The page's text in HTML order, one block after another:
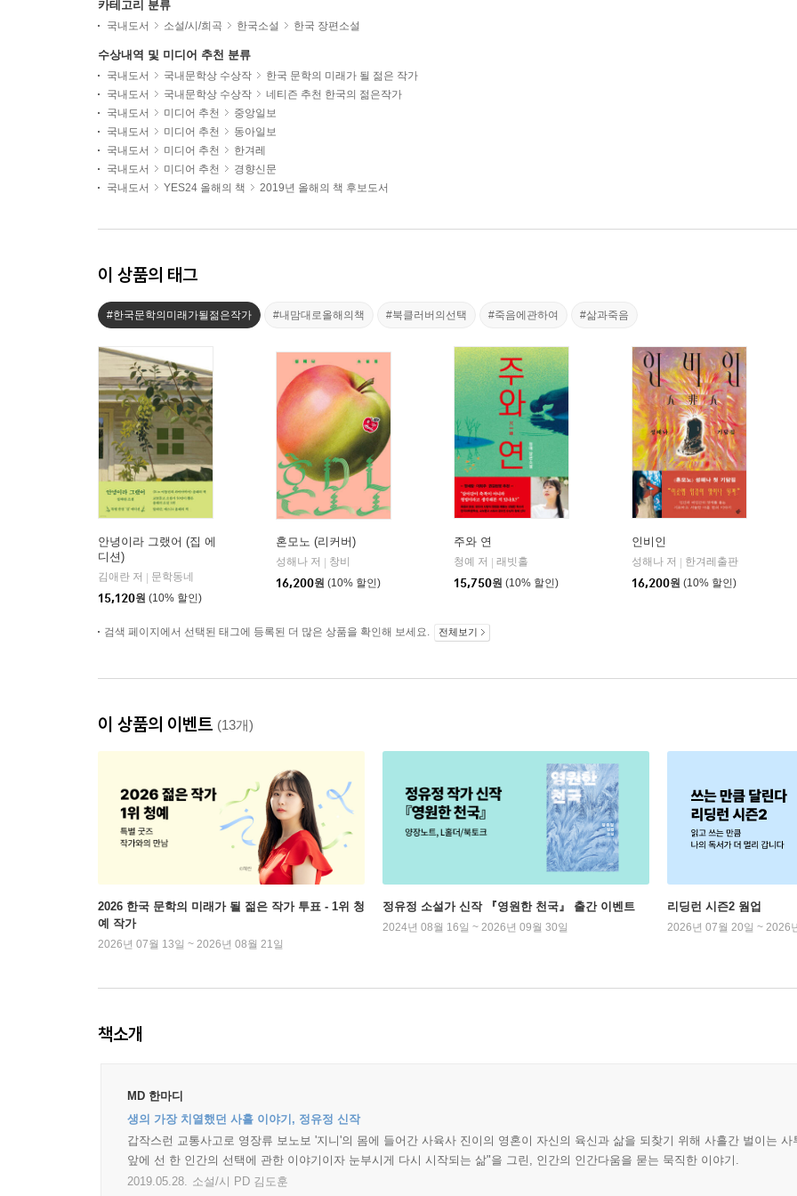
카테고리 분류
국내도서 소설/시/희곡 한국소설 한국 장편소설
수상내역 및 미디어 추천 분류
국내도서 국내문학상 수상작
한국 문학의 미래가 될 젊은 작가
국내도서
국내문학상 수상작
네티즌 추천 한국의 젊은작가
국내도서
미디어 추천
중앙일보
국내도서
미디어 추천
동아일보
국내도서
미디어 추천
한겨레
국내도서
미디어 추천
경향신문
국내도서
YES24 올해의 책 2019년 올해의 책 후보도서
이 상품의 태그
#한국문학의미래가될젊은작가 #내맘대로올해의책 #북클러버의선택 #죽음에관하여 #삶과죽음
안녕이라 그랬어 (집 에
디션)
김애란 저
문학동네
15,120원 (10% 할인)
혼모노 (리커버)
성해나 저
창비
16,200원 (10% 할인)
주와 연
청예 저
래빗홀
15,750원 (10% 할인)
인비인
성해나 저
한겨레출판
16,200원 (10% 할인)
검색 페이지에서 선택된 태그에 등록된 더 많은 상품을 확인해 보세요. 전체보기
이 상품의 이벤트 (13개)
2026 한국 문학의 미래가 될 젊은 작가 투표 - 1위 청
예 작가
2026년 07월 13일 ~ 2026년 08월 21일
정유정 소설가 신작 『영원한 천국』 출간 이벤트
2024년 08월 16일 ~ 2026년 09월 30일
리딩런 시즌2 웜업
2026년 07월 20일 ~ 2026
책소개
MD 한마디
생의 가장 치열했던 사흘 이야기, 정유정 신작
갑작스런 교통사고로 영장류 보노보 '지니'의 몸에 들어간 사육사 진이의 영혼이 자신의 육신과 삶을 되찾기 위해 사흘간 벌이는
앞에 선 한 인간의 선택에 관한 이야기이자 눈부시게 다시 시작되는 삶"을 그린, 인간의 인간다움을 묻는 묵직한 이야기.
2019.05.28. 소설/시 PD 김도훈